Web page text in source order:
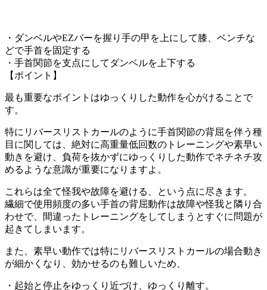
・ダンベルやEZバーを握り手の甲を上にして膝、ベンチな
どで手首を固定する
・手首関節を支点にしてダンベルを上下する
【ポイント】
最も重要なポイントはゆっくりした動作を心がける ことで
す。
特にリバースリストカールのように手首関節の背屈を伴う種
目に関しては、絶対に高重量低回数のトレーニングや素早い
動きを避け
負荷を抜かずにゆっくりした動作でネチネチ攻
めるような意識が重要になりますよ。
これらは全て怪我や故障を避ける
、という点に尽きます。
繊細で使用頻度の多い手首の背屈動作は故障や怪我と隣り合
わせで、間違ったトレーニングをしてしまうとすぐに問題が
起きてしまいます。
また、素早い動作では特にリバースリストカールの場合動き
が細かくなり、効かせるのも難しいため、
・起始と停止をゆっくり近づけ、ゆっくり離す。